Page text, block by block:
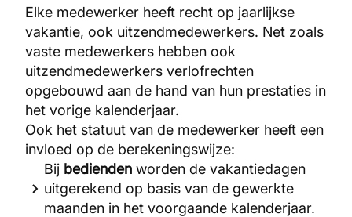
Elke medewerker heeft recht op jaarlijkse
vakantie, ook uitzendmedewerkers. Net zoals
vaste medewerkers hebben ook
uitzendmedewerkers verlofrechten
opgebouwd aan de hand van hun prestaties in
het vorige kalenderjaar.
Ook het statuut van de medewerker heeft een
invloed op de berekeningswijze:
Bij bedienden worden de vakantiedagen
uitgerekend op basis van de gewerkte
maanden in het voorgaande kalenderjaar.